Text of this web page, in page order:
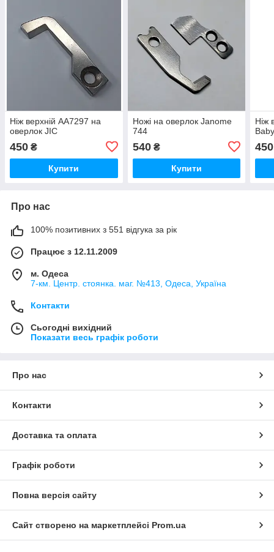
Ніж верхній AA7297 на
оверлок JIC
450 ₴
Купити
Ножі на оверлок Janome
744
540₴
Купити
Ніж
450
Про нас
100% позитивних з 551 відгука за рік
Працює з 12.11.2009
м. Одеса
7-км. Центр. стоянка. маг. №413, Одеса, Україна
Контакти
Сьогодні вихідний
Показати весь графік роботи
Про нас
Контакти
Доставка та оплата
Графік роботи
Повна версія сайту
Сайт створено на маркетплейсі Prom.ua